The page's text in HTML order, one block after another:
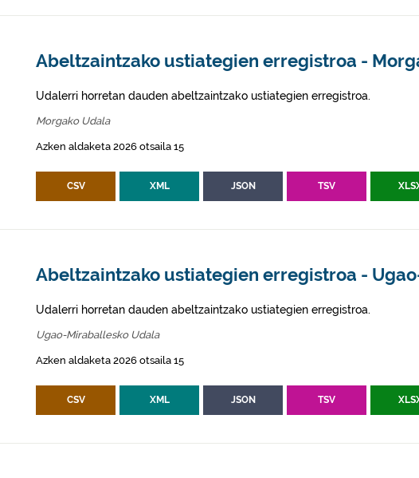
Abeltzaintzako ustiategien erregistroa -
Udalerri horretan dauden abeltzaintzako ustiategien erregistroa.
Morgako Udala
Azken aldaketa 2026 otsaila 15
CSV XML JSON TSV
Abeltzaintzako ustiategien erregistroa -
Udalerri horretan dauden abeltzaintzako ustiategien erregistroa.
Ugao-Miraballesko Udala
Azken aldaketa 2026 otsaila 15
CSV XML JSON TSV